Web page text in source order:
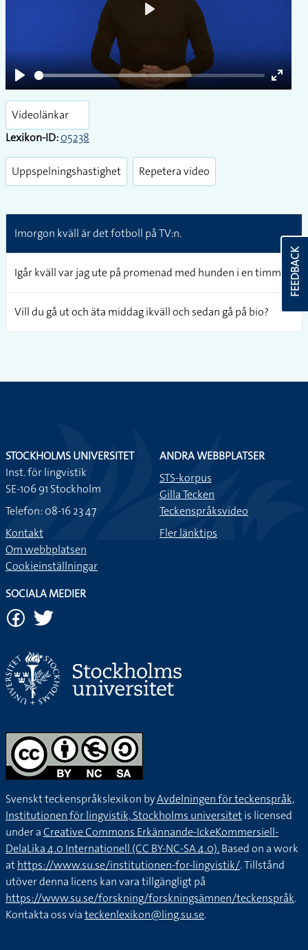
Play
Enter
Videolänkar
Lexikon-ID:05238
Uppspelningshastighet Repetera video
Imorgon kväll är det fotboll på TV:n.
Igår kväll var jag ute på promenad med hunden i en timme.
Vill du gå ut och äta middag ikväll och sedan gå på bio?
FEEDBACK
STOCKHOLMS UNIVERSITET
Inst. för lingvistik
SE-106 91 Stockholm
Telefon: 08-16 23 47
Kontakt
Om webbplatsen
Cookieinställningar
ANDRA WEBBPLATSER
STS-korpus
Gilla Tecken
Teckenspråksvideo
Fler länktips
SOCIALA MEDIER
Svenskt teckenspråkslexikon byAvdelningen för teckenspråk,
Institutionen för lingvistik, Stockholms universitetis licensed
under aCreative Commons Erkännande-IckeKommersiell-
DelaLika 4.0 Internationell (CC BY-NC-SA 4.0).Based on a work
athttps://www.su.se/institutionen-for-lingvistik/. Tillstånd
utöver denna licens kan vara tillgängligt på
https://www.su.se/forskning/forskningsämnen/teckenspråk.
Kontakta oss viateckenlexikon@ling.su.se.